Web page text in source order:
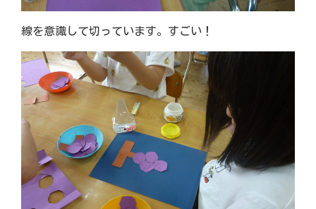
線を意識して切っています。すごい！